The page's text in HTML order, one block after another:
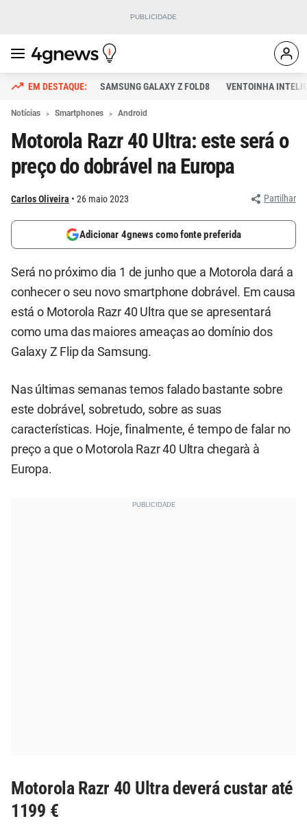
SAMSUNG GALAXY Z FOLD8 VENTOINHA
Notícias Smartphones Android
Motorola Razr 40 Ultra: este será o
preço do dobrável na Europa
Carlos Oliveira 26 maio 2023 Partilhar
Adicionar 4gnews como fonte preferida
Será no próximo dia 1 de junho que a Motorola dará a
conhecer o seu novo smartphone dobrável. Em causa
está o Motorola Razr 40 Ultra que se apresentará
como uma das maiores ameaças ao domínio dos
Galaxy Z Flip da Samsung.
Nas últimas semanas temos falado bastante sobre
este dobrável, sobretudo, sobre as suas
características. Hoje, finalmente, é tempo de falar no
preço a que o Motorola Razr 40 Ultra chegarà à
Europa.
Motorola Razr 40 Ultra deverá custar até
1199 €